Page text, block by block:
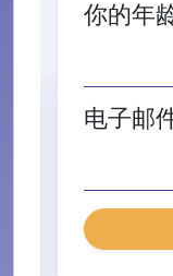
你的年
电子邮